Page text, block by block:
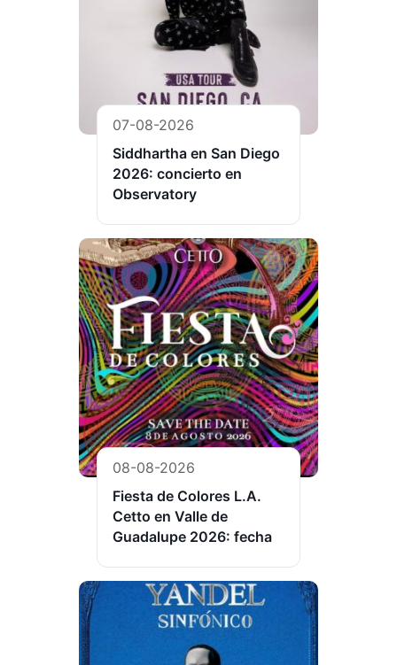
07-08-2026
Siddhartha en San Diego
2026: concierto en
Observatory
08-08-2026
Fiesta de Colores L.A.
Cetto en Valle de
Guadalupe 2026: fecha